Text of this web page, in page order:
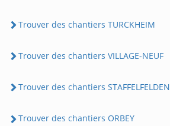
Trouver des chantiers TURCKHEIM
Trouver des chantiers VILLAGE-NEUF
Trouver des chantiers STAFFELFELDEN
Trouver des chantiers ORBEY